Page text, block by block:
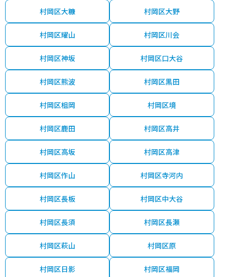
村岡区大糠 村岡区大野
村岡区耀山 村岡区川会
村岡区神坂 村岡区口大谷
村岡区熊波 村岡区黒田
村岡区柤岡 村岡区境
村岡区鹿田 村岡区高井
村岡区高坂 村岡区高津
村岡区作山 村岡区寺河内
村岡区長板 村岡区中大谷
村岡区長須 村岡区長瀬
村岡区萩山 村岡区原
村岡区日影 村岡区福岡